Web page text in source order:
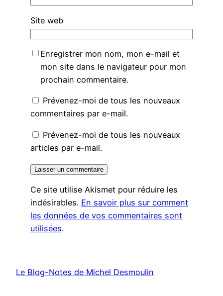
Site web
Enregistrer mon nom, mon e-mail et
mon site dans le navigateur pour mon
prochain commentaire.
Prévenez-moi de tous les nouveaux
commentaires par e-mail.
Prévenez-moi de tous les nouveaux
articles par e-mail.
Ce site utilise Akismet pour réduire les
indésirables. En savoir plus sur comment
les données de vos commentaires sont
utilisées.
Le Blog-Notes de Michel Desmoulin